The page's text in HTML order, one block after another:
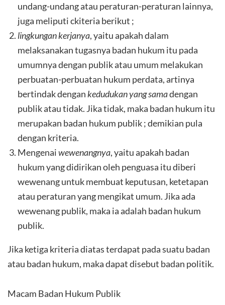
undang-undang atau peraturan-peraturan lainnya,
juga meliputi ckiteria berikut ;
lingkungan kerjanya, yaitu apakah dalam
melaksanakan tugasnya badan hukum itu pada
umumnya dengan publik atau umum melakukan
perbuatan-perbuatan hukum perdata, artinya
bertindak dengankedudukan yang samadengan
publik atau tidak. Jika tidak, maka badan hukum itu
merupakan badan hukum publik ; demikian pula
dengan kriteria.
Mengenaiwewenangnya, yaitu apakah badan
hukum yang didirikan oleh penguasa itu diberi
wewenang untuk membuat keputusan, ketetapan
atau peraturan yang mengikat umum. Jika ada
wewenang publik, maka ia adalah badan hukum
publik.
Jika ketiga kriteria diatas terdapat pada suatu badan
atau badan hukum, maka dapat disebut badan politik.
Macam Badan Hukum Publik